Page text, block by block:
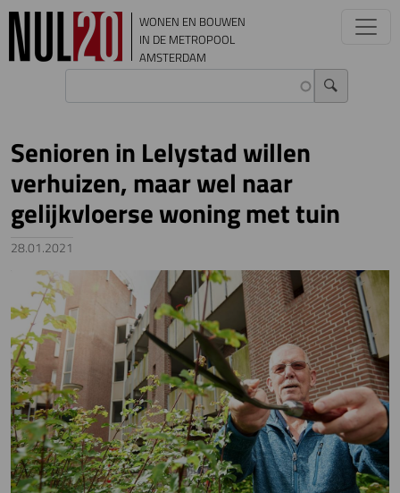
Overslaan en naar de inhoud gaan
WONEN EN BOUWEN
IN DE METROPOOL
AMSTERDAM
Senioren in Lelystad willen
verhuizen, maar wel naar
gelijkvloerse woning met tuin
28.01.2021
Image